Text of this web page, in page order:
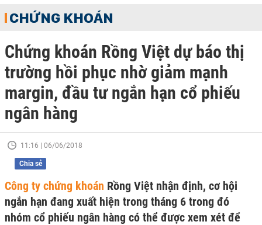
CHỨNG KHOÁN
Chứng khoán Rồng Việt dự báo thị
trường hồi phục nhờ giảm mạnh
margin, đầu tư ngắn hạn cổ phiếu
ngân hàng
11:16 | 06/06/2018
Chia sẻ
Công ty chứng khoán Rồng Việt nhận định, cơ hội
ngắn hạn đang xuất hiện trong tháng 6 trong đó
nhóm cổ phiếu ngân hàng có thể được xem xét để